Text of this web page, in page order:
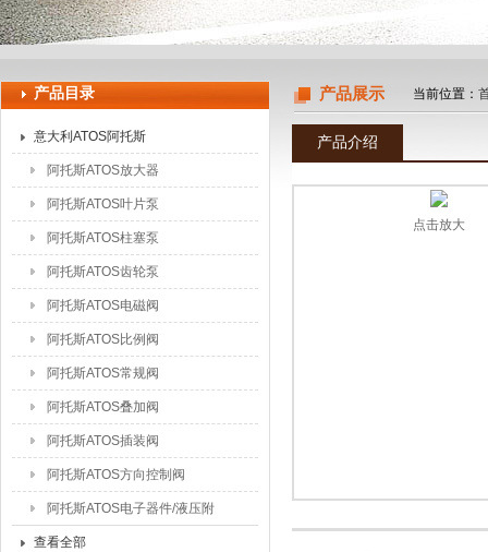
产品目录
意大利ATOS阿托斯
阿托斯ATOS放大器
阿托斯ATOS叶片泵
阿托斯ATOS柱塞泵
阿托斯ATOS齿轮泵
阿托斯ATOS电磁阀
阿托斯ATOS比例阀
阿托斯ATOS常规阀
阿托斯ATOS叠加阀
阿托斯ATOS插装阀
阿托斯ATOS方向控制阀
阿托斯ATOS电子器件/液压附
件
查看全部
产品展示 当前位置：
产品介绍
点击放大